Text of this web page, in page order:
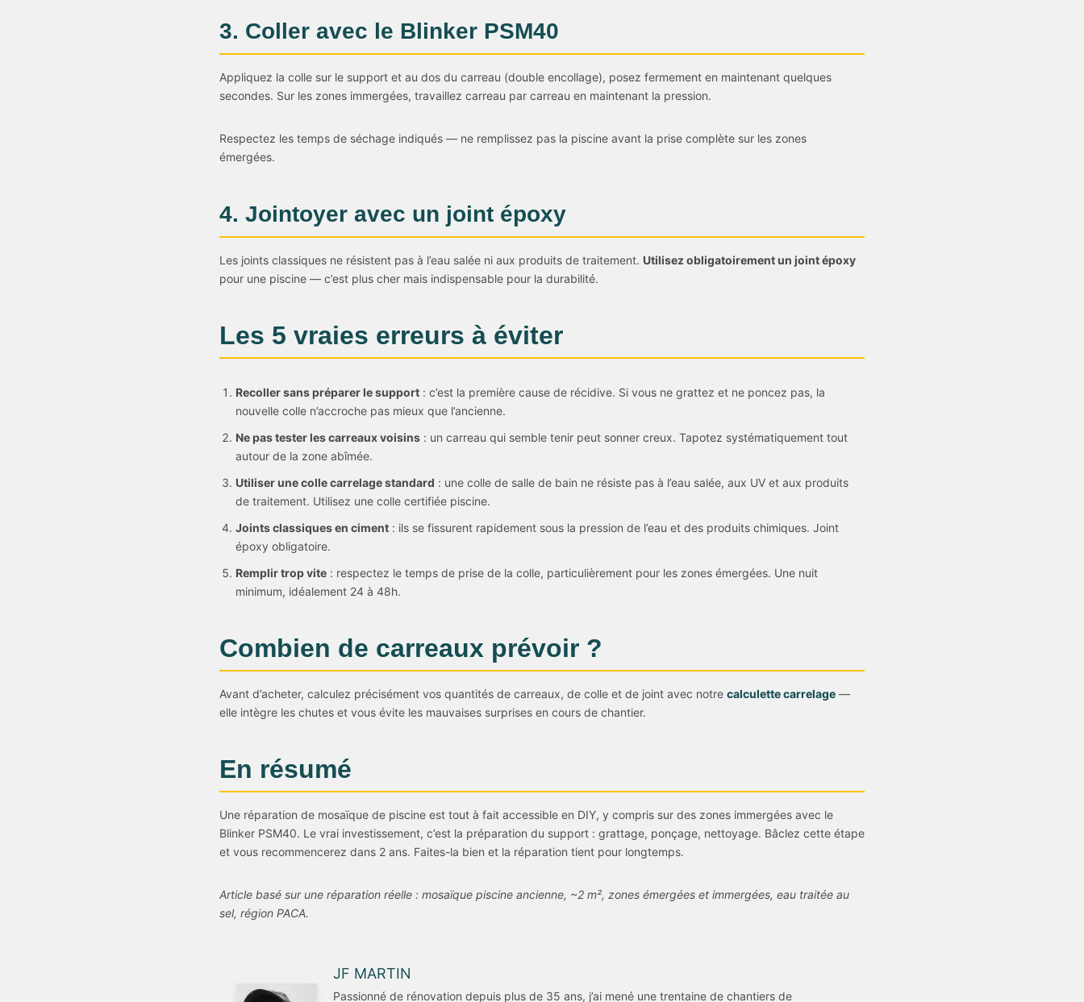
3. Coller avec le Blinker PSM40
Appliquez la colle sur le support et au dos du carreau (double encollage), posez fermement en maintenant quelques
secondes. Sur les zones immergées, travaillez carreau par carreau en maintenant la pression.
Respectez les temps de séchage indiqués — ne remplissez pas la piscine avant la prise complète sur les zones
émergées.
4. Jointoyer avec un joint époxy
Les joints classiques ne résistent pas à l’eau salée ni aux produits de traitement. Utilisez obligatoirement un joint époxy
pour une piscine — c’est plus cher mais indispensable pour la durabilité.
Les 5 vraies erreurs à éviter
Recoller sans préparer le support : c’est la première cause de récidive. Si vous ne grattez et ne poncez pas, la
nouvelle colle n’accroche pas mieux que l’ancienne.
Ne pas tester les carreaux voisins : un carreau qui semble tenir peut sonner creux. Tapotez systématiquement tout
autour de la zone abîmée.
Utiliser une colle carrelage standard : une colle de salle de bain ne résiste pas à l’eau salée, aux UV et aux produits
de traitement. Utilisez une colle certifiée piscine.
Joints classiques en ciment : ils se fissurent rapidement sous la pression de l’eau et des produits chimiques. Joint
époxy obligatoire.
Remplir trop vite : respectez le temps de prise de la colle, particulièrement pour les zones émergées. Une nuit
minimum, idéalement 24 à 48h.
Combien de carreaux prévoir ?
Avant d’acheter, calculez précisément vos quantités de carreaux, de colle et de joint avec notre calculette carrelage —
elle intègre les chutes et vous évite les mauvaises surprises en cours de chantier.
En résumé
Une réparation de mosaïque de piscine est tout à fait accessible en DIY, y compris sur des zones immergées avec le
Blinker PSM40. Le vrai investissement, c’est la préparation du support : grattage, ponçage, nettoyage. Bâclez cette étape
et vous recommencerez dans 2 ans. Faites-la bien et la réparation tient pour longtemps.
Article basé sur une réparation réelle : mosaïque piscine ancienne, ~2 m², zones émergées et immergées, eau traitée au
sel, région PACA.
JF MARTIN
Passionné de rénovation depuis plus de 35 ans, j’ai mené une trentaine de chantiers de